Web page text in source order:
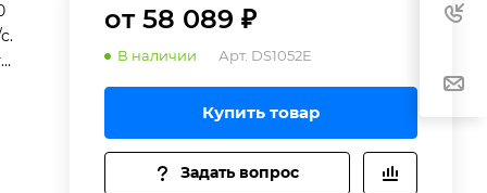
от 58 089 ₽
В наличии Арт. DS1052E
Купить товар
Задать вопрос